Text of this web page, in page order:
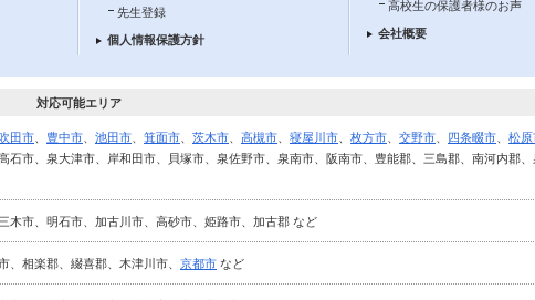
先生登録
個人情報保護方針
高校生の保護者様のお声
会社概要
対応可能エリア
田市 豊中市 池田市 箕面市 茨木市 高槻市 寝屋川市 枚方市 交野市 四条畷市 松原
市、泉大津市、岸和田市、貝塚市、泉佐野市、泉南市、阪南市、豊能郡、三島郡、南河内郡
木市、明石市、加古川市、高砂市、姫路市、加古郡 など
相楽郡、綴喜郡、木津川市、 京都市 など